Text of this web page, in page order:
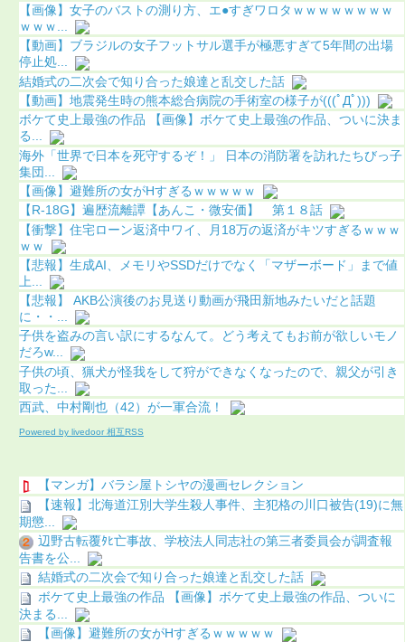
【画像】女子のバストの測り方、エ●すぎワロタｗｗｗｗｗｗｗｗ
ｗｗｗ...
【動画】ブラジルの女子フットサル選手が極悪すぎて5年間の出場
停止処...
結婚式の二次会で知り合った娘達と乱交した話
【動画】地震発生時の熊本総合病院の手術室の様子が(((ﾟДﾟ)))
ボケて史上最強の作品 【画像】ボケて史上最強の作品、ついに決ま
る...
海外「世界で日本を死守するぞ！」 日本の消防署を訪れたちびっ子
集団...
【画像】避難所の女がHすぎるｗｗｗｗｗ
【R-18G】遍歴流離譚【あんこ・微安価】 第１８話
【衝撃】住宅ローン返済中ワイ、月18万の返済がキツすぎるｗｗｗ
ｗｗ
【悲報】生成AI、メモリやSSDだけでなく「マザーボード」まで値
上...
【悲報】 AKB公演後のお見送り動画が飛田新地みたいだと話題
に・・...
子供を盗みの言い訳にするなんて。どう考えてもお前が欲しいモノ
だろw...
子供の頃、猟犬が怪我をして狩ができなくなったので、親父が引き
取った...
西武、中村剛也（42）が一軍合流！
Powered by livedoor 相互RSS
【マンガ】バラシ屋トシヤの漫画セレクション
【速報】北海道江別大学生殺人事件、主犯格の川口被告(19)に無
期懲...
辺野古転覆ﾀﾋ亡事故、学校法人同志社の第三者委員会が調査報
告書を公...
結婚式の二次会で知り合った娘達と乱交した話
ボケて史上最強の作品 【画像】ボケて史上最強の作品、ついに
決まる...
【画像】避難所の女がHすぎるｗｗｗｗｗ